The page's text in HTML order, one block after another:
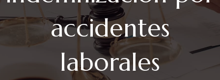
accidentes
laborales